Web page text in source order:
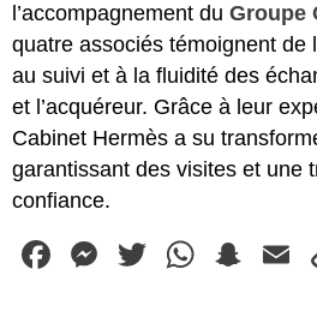
l’accompagnement du Groupe
quatre associés témoignent de
au suivi et à la fluidité des
et l’acquéreur. Grâce à leur
Cabinet Hermès a su
garantissant des visites et une
confiance.
Facebook
Messenger
Twitter